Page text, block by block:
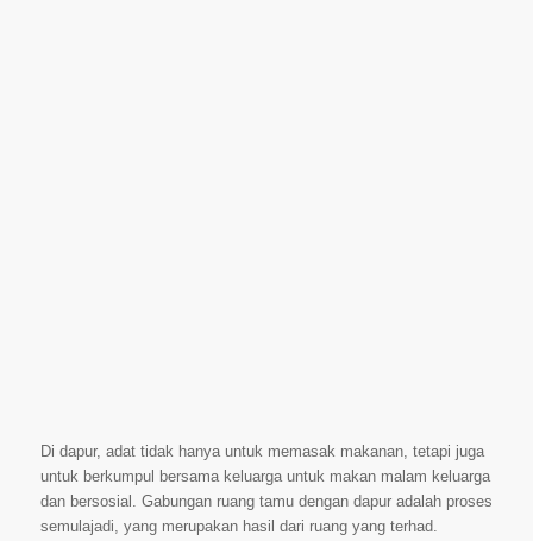
Di dapur, adat tidak hanya untuk memasak makanan, tetapi juga
untuk berkumpul bersama keluarga untuk makan malam keluarga
dan bersosial. Gabungan ruang tamu dengan dapur adalah proses
semulajadi, yang merupakan hasil dari ruang yang terhad.